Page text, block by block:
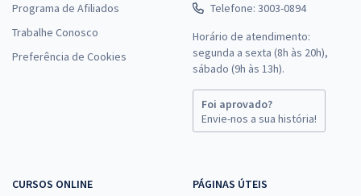
Programa de Afiliados
Trabalhe Conosco
Preferência de Cookies
Telefone: 3003-0894
Horário de atendimento:
segunda a sexta (8h às 20h),
sábado (9h às 13h).
Foi aprovado?
Envie-nos a sua história!
CURSOS ONLINE
PÁGINAS ÚTEIS